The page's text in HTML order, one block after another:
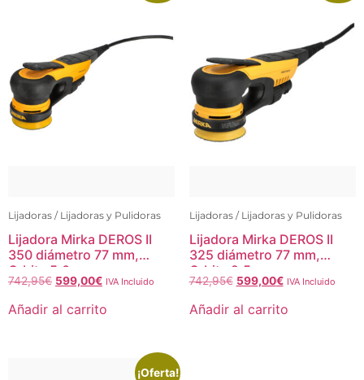
Lijadoras / Lijadoras y Pulidoras
Lijadora Mirka DEROS II
350 diámetro 77 mm,
Orbita 5.0 mm
742,95€ 599,00€ IVA Incluido
Añadir al carrito
Lijadoras / Lijadoras y Pulidoras
Lijadora Mirka DEROS II
325 diámetro 77 mm,
Orbita 2.5 mm
742,95€ 599,00€ IVA Incluido
Añadir al carrito
¡Oferta!